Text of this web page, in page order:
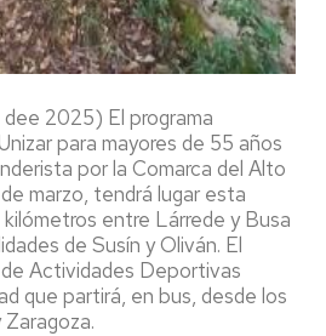
2025) El programa
para mayores de 55 años
por la Comarca del Alto
marzo, tendrá lugar esta
entre Lárrede y Busa
de Susín y Oliván. El
Actividades Deportivas
que partirá, en bus, desde los